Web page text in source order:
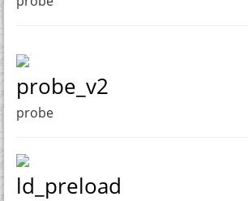
probe_v2
probe
ld_preload